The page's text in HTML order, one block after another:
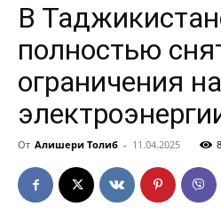
В
полностью
ограничения
От Алишери Толиб - 11.04.2025